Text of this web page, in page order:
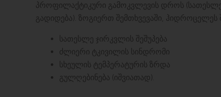
პროფილაქტიკური გამოკვლევის დროს
გადიდება). ზოგიერთ შემთხვევაში,
სათესლე ჯირკვლის შეშუპება
ძლიერი ტკივილის სინდრომი
სხეულის ტემპერატურის ზრდა
გულღებინება (იშვიათად).